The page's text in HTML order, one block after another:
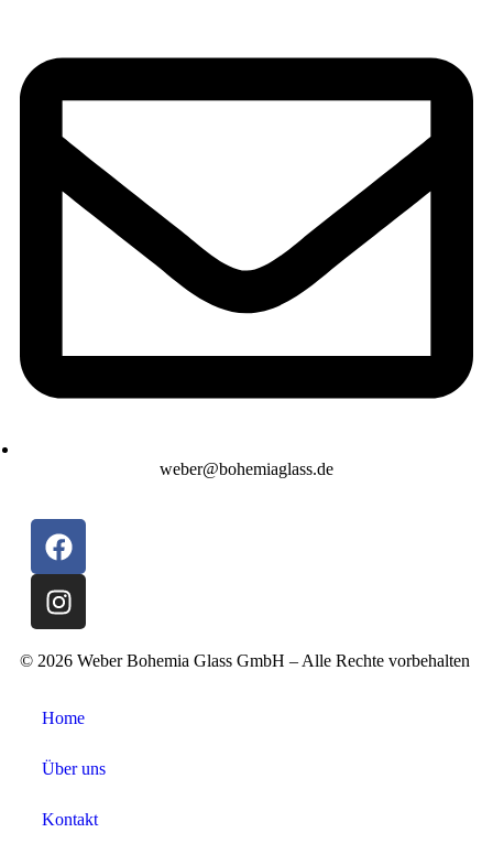
weber@bohemiaglass.de
© 2026 Weber Bohemia Glass GmbH – Alle Rechte vorbehalten
Home
Über uns
Kontakt